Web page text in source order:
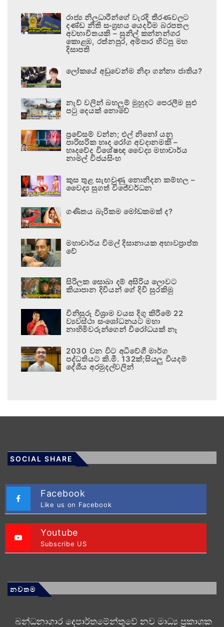
රාජ්‍ය නිලධාරීන්ගේ වැරදි තීරණවලට
දණ්ඩ නීති සංග්‍රහය යෙදවීම බරපතල
අවභාවිතයකි – සුනිල් කන්නන්ගර
කොළඹ, රත්නපුර, අම්පාර හිටපු මහ
දිසාපති
ලෝකයේ අඩුවෙන්ම නිදා ගන්නා ජාතිය?
නැව් වලින් බහලුම් මුහුදට පෙරලීම සුළු
පටු දෙයක් නොවේ
ප්‍රවේසම් වන්න; එල් නිනෝ යනු
පාරිසරික හෘද රෝග අවදානමකි –
හෘදවේද විශේෂඥ වෛද්‍ය මහාචාර්ය
නාමල් විජයසිංහ
කුස තුළ සැඟවුණු නොනිදන කම්හල –
වෛද්‍ය සුගත් විජේවර්ධන
ගණිතය බැරිකම මෝඩකමක් ද?
මහාචාර්ය විමල් දිසානායක අභාවප්‍රාප්ත
වේ
සිරිලක සොබා දම් අසිරිය ලොවට
කියාපාන දිවියන් ගේ දිවි සුරකිමු
විනිසුරු විශ්‍රාම වයස දිගු කිරීමේ 22
ව්‍යවස්ථා සංශෝධනයට මහා
නාහිමිවරුන්ගෙන් විරෝධයක් නෑ
2030 වන විට අධිවේගී මාර්ග
පද්ධතියට කි.මී. 132ක්;සියලු වියදම්
දේශීය අරමුදල්වලින්
SOCIAL SHARE
Facebook
Like us on Facebook
Youtube
Subscribe US
නවතම
බන්ධනාගාර දෙපාර්තමේන්තුවේ නව මාධ්‍ය ප්‍රකාශක